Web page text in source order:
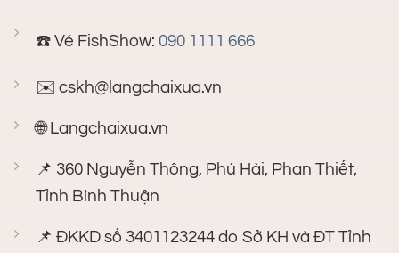
☎️ Vé FishShow: 090 1111 666
✉️ cskh@langchaixua.vn
🌐 Langchaixua.vn
📌 360 Nguyễn Thông, Phú Hài, Phan Thiết,
Tỉnh Bình Thuận
📌 ĐKKD số 3401123244 do Sở KH và ĐT Tỉnh